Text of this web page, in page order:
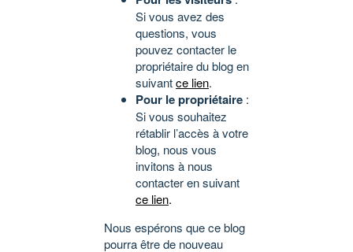
Si vous avez des
questions, vous
pouvez contacter le
propriétaire du blog en
suivantce lien.
Pour le propriétaire :
Si vous souhaitez
rétablir l’accès à votre
blog, nous vous
invitons à nous
contacter en suivant
ce lien.
Nous espérons que ce blog
pourra être de nouveau